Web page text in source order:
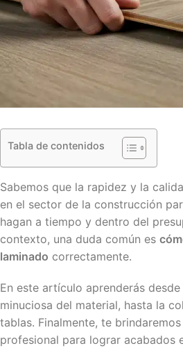
Tabla de contenidos
Sabemos que la rapidez y la
en el sector de la construcción
hagan a tiempo y dentro del
contexto, una duda común es
laminado correctamente.
En este artículo aprenderás
minuciosa del material, hasta la
tablas. Finalmente, te
profesional para lograr acabados